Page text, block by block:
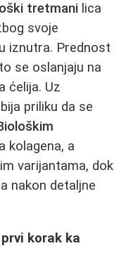
tretmani lica
svoje
iznutra. Prednost
se oslanjaju na
ćelija. Uz
priliku da se
kolagena, a
varijantama, dok
nakon detaljne
korak ka